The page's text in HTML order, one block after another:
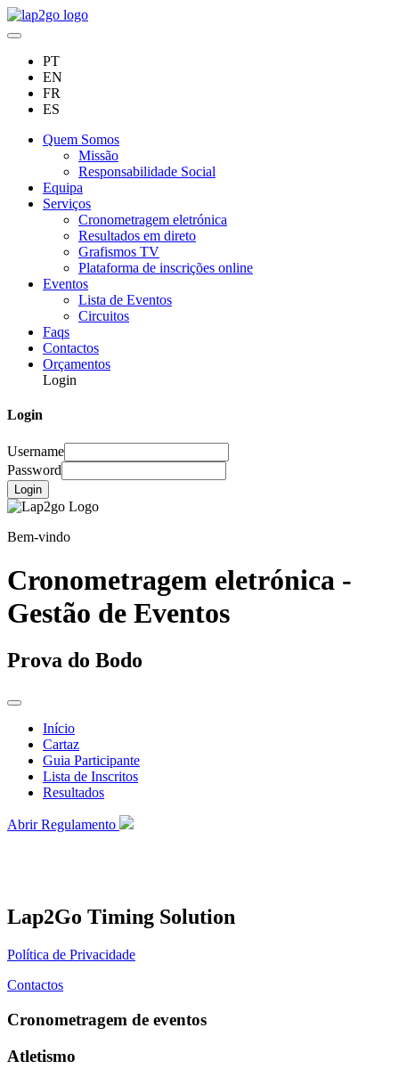
PT
EN
FR
ES
Quem Somos
Missão
Responsabilidade Social
Equipa
Serviços
Cronometragem eletrónica
Resultados em direto
Grafismos TV
Plataforma de inscrições online
Eventos
Lista de Eventos
Circuitos
Faqs
Contactos
Orçamentos
Login
Login
Username
Password
Login
Bem-vindo
Cronometragem eletrónica -
Gestão de Eventos
Prova do Bodo
Início
Cartaz
Guia Participante
Lista de Inscritos
Resultados
Abrir Regulamento
Lap2Go Timing Solution
Política de Privacidade
Contactos
Cronometragem de eventos
Atletismo